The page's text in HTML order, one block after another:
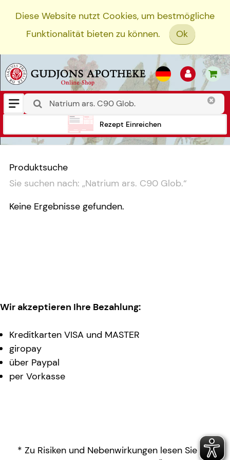
Diese Website nutzt Cookies, um bestmögliche
Funktionalität bieten zu können.
Ok
Rezept Einreichen
Produktsuche
Sie suchen nach: „Natrium ars. C90 Glob.“
Keine Ergebnisse gefunden.
Wir akzeptieren Ihre Bezahlung:
Kreditkarten VISA und MASTER
giropay
über Paypal
per Vorkasse
* Zu Risiken und Nebenwirkungen lesen Sie die